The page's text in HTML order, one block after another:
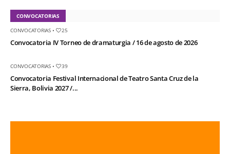
CONVOCATORIAS
CONVOCATORIAS• 25
Convocatoria IV Torneo de dramaturgia / 16 de agosto de 2026
CONVOCATORIAS• 39
Convocatoria Festival Internacional de Teatro Santa Cruz de la
Sierra, Bolivia 2027 /...